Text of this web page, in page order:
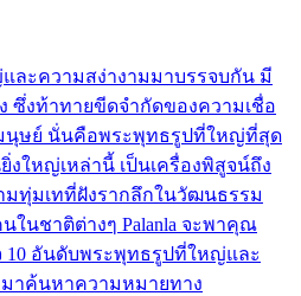
ละความสง่างามมาบรรจบกัน มี
ซึ่งท้าทายขีดจำกัดของความเชื่อ
นุษย์ นั่นคือพระพุทธรูปที่ใหญ่ที่สุด
งใหญ่เหล่านี้ เป็นเครื่องพิสูจน์ถึง
ทุ่มเทที่ฝังรากลึกในวัฒนธรรม
นชาติต่างๆ Palanla จะพาคุณ
10 อันดับพระพุทธรูปที่ใหญ่และ
าค้นหาความหมายทาง